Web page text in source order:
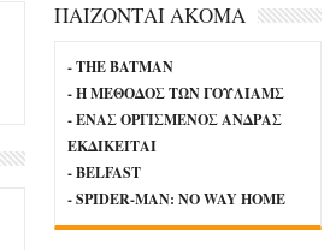
ΠΑΙΖΟΝΤΑΙ ΑΚΟΜΑ
- THE BATMAN
- Η ΜΕΘΟΔΟΣ ΤΩΝ ΓΟΥΛΙΑΜΣ
- ΕΝΑΣ ΟΡΓΙΣΜΕΝΟΣ ΑΝΔΡΑΣ
ΕΚΔΙΚΕΙΤΑΙ
- BELFAST
- SPIDER-MAN: NO WAY HOME